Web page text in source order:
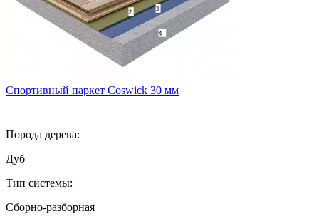
Спортивный паркет Coswick 30 мм
Порода дерева:
Дуб
Тип системы:
Сборно-разборная